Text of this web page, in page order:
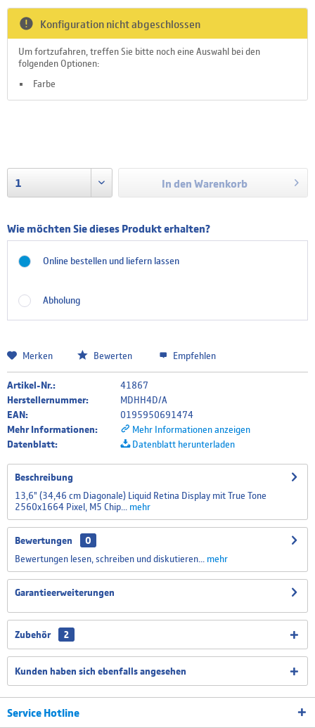
Arabisches Tastatur Layout
Belgisches Tastatur Layout
Französisches Tastatur Layout
Italienisches Tastatur Layout
Schweizer Tastatur Layout
Spanisches Tastatur Layout
Portugiesisch Tastatur Layout
Konfiguration nicht abgeschlossen
Um fortzufahren, treffen Sie bitte noch eine Auswahl bei den
folgenden Optionen:
Farbe
In den Warenkorb
Wie möchten Sie dieses Produkt erhalten?
Online bestellen und liefern lassen
Abholung
Merken Bewerten Empfehlen
Artikel-Nr.:
41867
Herstellernummer:
MDHH4D/A
EAN:
0195950691474
Mehr Informationen:
Mehr Informationen anzeigen
Datenblatt:
Datenblatt herunterladen
Beschreibung
13,6" (34,46 cm Diagonale) Liquid Retina Display mit True Tone
2560x1664 Pixel, M5 Chip...
mehr
Bewertungen
0
Bewertungen lesen, schreiben und diskutieren...
mehr
Garantieerweiterungen
Zubehör 2
Kunden haben sich ebenfalls angesehen
Service Hotline